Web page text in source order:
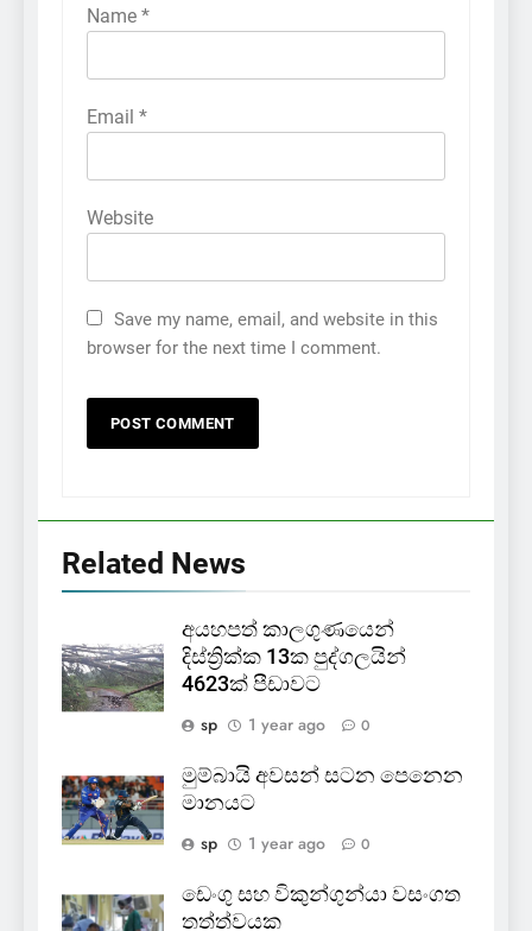
Name *
Email *
Website
Save my name, email, and website in this
browser for the next time I comment.
Related News
අයහපත් කාලගුණයෙන්
දිස්ත්‍රික්ක 13ක පුද්ගලයින්
4623ක් පීඩාවට
sp
1 year ago 0
මුම්බායි අවසන් සටන පෙනෙන
මානයට
sp
1 year ago 0
ඩෙංගු සහ විකුන්ගුන්යා වසංගත
තත්ත්වයක